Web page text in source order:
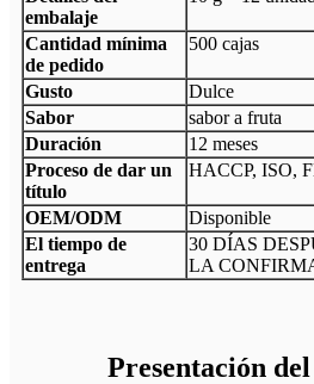
embalaje
Cantidad mínima
de pedido
500 cajas
Gusto
Dulce
Sabor
sabor a fruta
Duración
12 meses
Proceso de dar un
título
HACCP, ISO,
OEM/ODM
Disponible
El tiempo de
entrega
30 DÍAS
LA
Presentación